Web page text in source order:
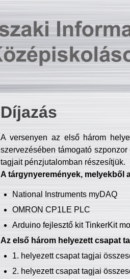
Díjazás
A versenyen az első három
szervezésében támogató
tagjait pénzjutalomban részesítjük.
A tárgynyeremények, melyekből
National Instruments myDAQ
OMRON CP1LE PLC
Arduino fejlesztő kit TinkerKit
Az első három helyezett csapat
1. helyezett csapat tagjai
2. helyezett csapat tagjai